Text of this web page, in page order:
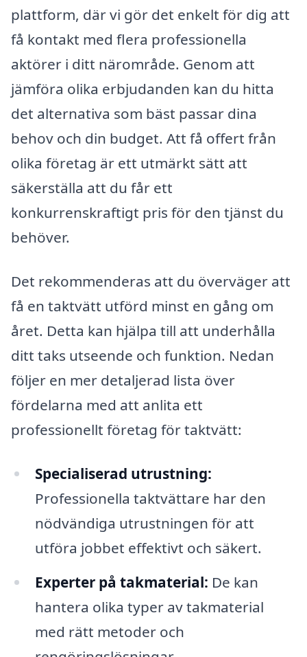
plattform, där vi gör det enkelt för dig att
få kontakt med flera professionella
aktörer i ditt närområde. Genom att
jämföra olika erbjudanden kan du hitta
det alternativa som bäst passar dina
behov och din budget. Att få offert från
olika företag är ett utmärkt sätt att
säkerställa att du får ett
konkurrenskraftigt pris för den tjänst du
behöver.
Det rekommenderas att du överväger att
få en taktvätt utförd minst en gång om
året. Detta kan hjälpa till att underhålla
ditt taks utseende och funktion. Nedan
följer en mer detaljerad lista över
fördelarna med att anlita ett
professionellt företag för taktvätt:
Specialiserad utrustning:
Professionella taktvättare har den
nödvändiga utrustningen för att
utföra jobbet effektivt och säkert.
Experter på takmaterial: De kan
hantera olika typer av takmaterial
med rätt metoder och